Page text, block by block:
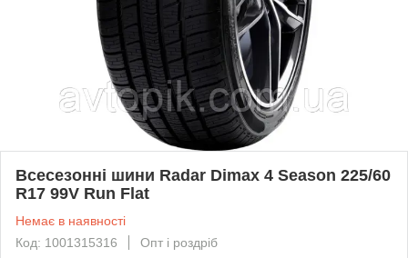
Всесезонні шини Radar Dimax 4 Season 225/60
R17 99V Run Flat
Немає в наявності
Код: 1001315316
Опт і роздріб